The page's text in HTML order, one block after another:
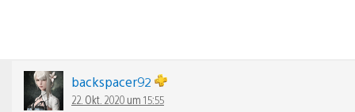
backspacer92
22. Okt. 2020 um 15:55